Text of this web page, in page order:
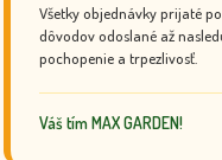
Všetky objednávky prijaté
dôvodov odoslané až
pochopenie a trpezlivosť.
Váš tím MAX GARDEN!